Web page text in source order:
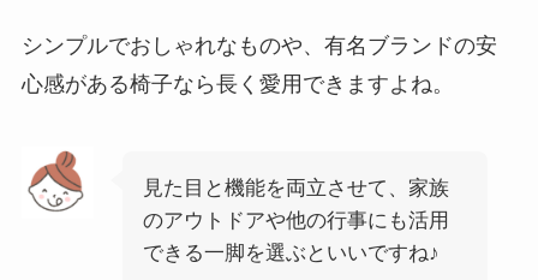
シンプルでおしゃれなものや、有名ブランドの安
心感がある椅子なら長く愛用できますよね。
見た目と機能を両立させて、家族
のアウトドアや他の行事にも活用
できる一脚を選ぶといいですね♪